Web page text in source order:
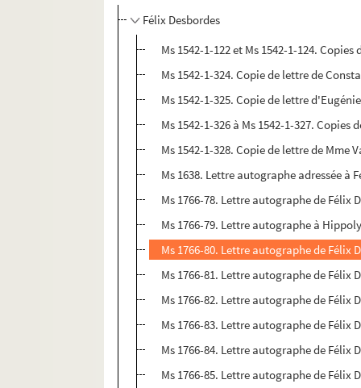
Félix Desbordes
Ms 1542-1-122 et Ms 1542-1-124.
Ms 1542-1-324. Copie de lettre de
Ms 1542-1-325. Copie de lettre
Ms 1542-1-326 à Ms 1542-1-327.
Ms 1542-1-328. Copie de lettre de Mme
Ms 1638. Lettre autographe adressée à
Ms 1766-78. Lettre autographe de Félix
Ms 1766-79. Lettre autographe à
Ms 1766-80. Lettre autographe de
Ms 1766-81. Lettre autographe de
Ms 1766-82. Lettre autographe de
Ms 1766-83. Lettre autographe de
Ms 1766-84. Lettre autographe de
Ms 1766-85. Lettre autographe de Félix